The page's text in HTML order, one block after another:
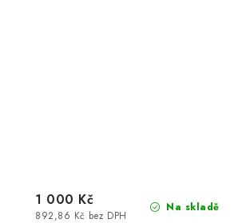
Na skladě
892,86 Kč bez DPH
1 000 Kč